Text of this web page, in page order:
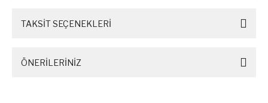
TAKSİT SEÇENEKLERİ
ÖNERİLERİNİZ